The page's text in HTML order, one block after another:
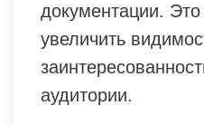
документации. Это
увеличить
аудитории.